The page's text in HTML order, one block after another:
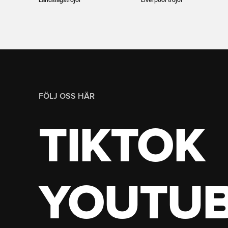
FÖLJ OSS HÄR
TIKTOK